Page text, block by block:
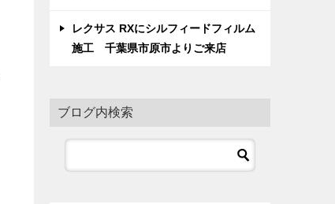
レクサス RXにシルフィードフィルム
施工 千葉県市原市よりご来店
ブログ内検索